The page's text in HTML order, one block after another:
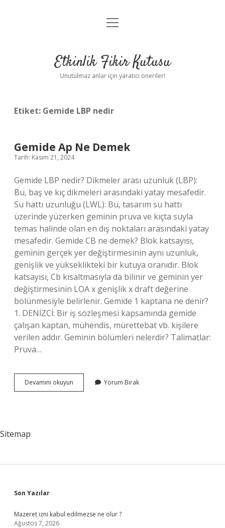
Anasayfa
Yasal Uyarı
menüyü
Etkinlik Fikir Kutusu
Unutulmaz anlar için yaratıcı öneriler!
Etiket: Gemide LBP nedir
Gemide Ap Ne Demek
Tarih: Kasım 21, 2024
Gemide LBP nedir? Dikmeler arası uzunluk (LBP):
Bu, baş ve kıç dikmeleri arasındaki yatay mesafedir.
Su hattı uzunluğu (LWL): Bu, tasarım su hattı
üzerinde yüzerken geminin pruva ve kıçta suyla
temas halinde olan en dış noktaları arasındaki yatay
mesafedir. Gemide CB ne demek? Blok katsayısı,
geminin gerçek yer değiştirmesinin aynı uzunluk,
genişlik ve yükseklikteki bir kutuya oranıdır. Blok
katsayısı, Cb kısaltmasıyla da bilinir ve geminin yer
değiştirmesinin LOA x genişlik x draft değerine
bölünmesiyle belirlenir. Gemide 1 kaptana ne denir?
1. DENİZCİ: Bir iş sözleşmesi kapsamında gemide
çalışan kaptan, mühendis, mürettebat vb. kişilere
verilen addır. Geminin bölümleri nelerdir? Talimatlar:
Pruva…
Devamını okuyun Gemide
Ap
Yorum Bırak
Sitemap
Sidebar
Son Yazılar
Mazeret izni kabul edilmezse ne olur ?
Ağustos 7, 2026